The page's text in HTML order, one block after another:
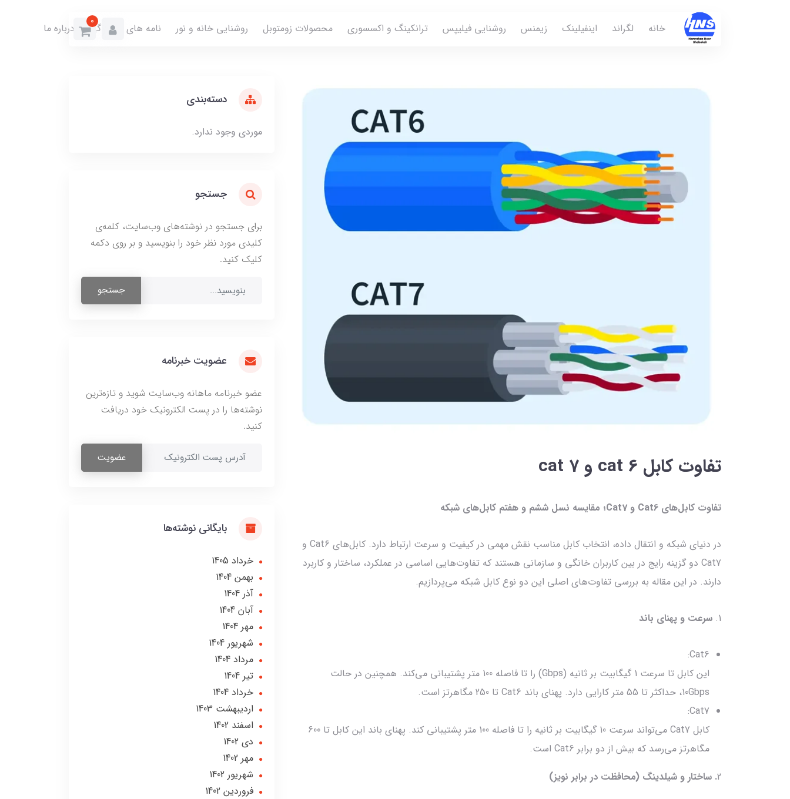
خانه لگراند اینفیلینک زیمنس روشنایی فیلیپس ترانکینگ و اکسسوری محصولات زومتوبل روشنایی خانه و نور نامه های نمایندگی درباره ما
0
تفاوت کابل cat 6 و cat 7
تفاوت کابل‌های Cat6 و Cat7؛ مقایسه نسل ششم و هفتم کابل‌های شبکه
در دنیای شبکه و انتقال داده، انتخاب کابل مناسب نقش مهمی در کیفیت و سرعت ارتباط دارد. کابل‌های Cat6 و
Cat7 دو گزینه رایج در بین کاربران خانگی و سازمانی هستند که تفاوت‌هایی اساسی در عملکرد، ساختار و کاربرد
دارند. در این مقاله به بررسی تفاوت‌های اصلی این دو نوع کابل شبکه می‌پردازیم.
1. سرعت و پهنای باند
Cat6:
این کابل تا سرعت 1 گیگابیت بر ثانیه (Gbps) را تا فاصله 100 متر پشتیبانی می‌کند. همچنین در حالت
10Gbps، حداکثر تا 55 متر کارایی دارد. پهنای باند Cat6 تا 250 مگاهرتز است.
Cat7:
کابل Cat7 می‌تواند سرعت 10 گیگابیت بر ثانیه را تا فاصله 100 متر پشتیبانی کند. پهنای باند این کابل تا 600
مگاهرتز می‌رسد که بیش از دو برابر Cat6 است.
2. ساختار و شیلدینگ (محافظت در برابر نویز)
دسته‌بندی
موردی وجود ندارد.
جستجو
برای جستجو در نوشته‌های وب‌سایت، کلمه‌ی
کلیدی مورد نظر خود را بنویسید و بر روی دکمه
کلیک کنید.
جستجو
عضویت خبرنامه
عضو خبرنامه ماهانه وب‌سایت شوید و تازه‌ترین
نوشته‌ها را در پست الکترونیک خود دریافت
کنید.
عضویت
بایگانی نوشته‌ها
خرداد 1405
بهمن 1404
آذر 1404
آبان 1404
مهر 1404
شهریور 1404
مرداد 1404
تير 1404
خرداد 1404
ارديبهشت 1403
اسفند 1402
دی 1402
مهر 1402
شهریور 1402
فروردین 1402